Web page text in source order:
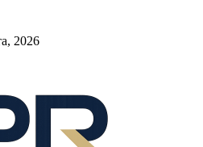
2026